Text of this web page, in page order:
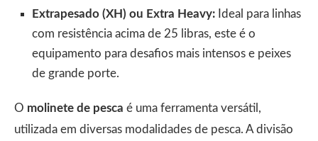
Extrapesado (XH) ou Extra Heavy: Ideal para linhas
com resistência acima de 25 libras, este é o
equipamento para desafios mais intensos e peixes
de grande porte.
O molinete de pesca é uma ferramenta versátil,
utilizada em diversas modalidades de pesca. A divisão